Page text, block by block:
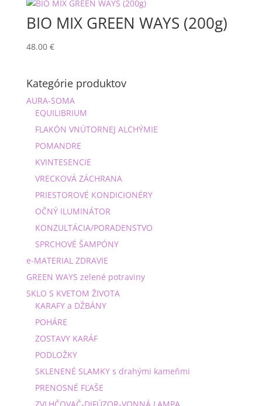
BIO MIX GREEN WAYS (200g)
48.00 €
Kategórie produktov
AURA-SOMA
EQUILIBRIUM
FLAKÓN VNÚTORNEJ ALCHÝMIE
POMANDRE
KVINTESENCIE
VRECKOVÁ ZÁCHRANA
PRIESTOROVÉ KONDICIONÉRY
OČNÝ ILUMINÁTOR
KONZULTÁCIA/PORADENSTVO
SPRCHOVÉ ŠAMPÓNY
e-MATERIAL ZDRAVIE
GREEN WAYS zelené potraviny
SKLO S KVETOM ŽIVOTA
KARAFY a DŽBÁNY
POHÁRE
ZOSTAVY KARÁF
PODLOŽKY
SKLENENÉ SLAMKY s drahými kameňmi
PRENOSNÉ FĽAŠE
ZVLHČOVAČ-DIFÚZOR-VONNÁ LAMPA